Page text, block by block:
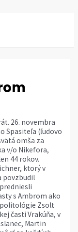
26. novembra
Spasiteľa (ľudovo
omša za
v/o Nikefora,
44 rokov.
ktorý v
povzbudil
s Ambrom ako
Zsolt
časti Vrakúňa, v
Martin